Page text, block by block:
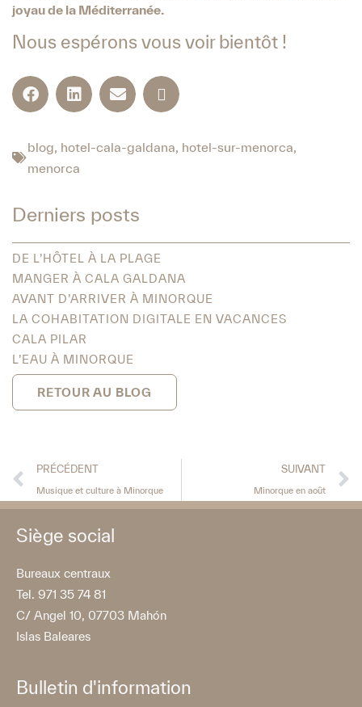
joyau de la Méditerranée.
Nous espérons vous voir bientôt !
blog, hotel-cala-galdana, hotel-sur-menorca,
menorca
Derniers posts
DE L’HÔTEL À LA PLAGE
MANGER À CALA GALDANA
AVANT D’ARRIVER À MINORQUE
LA COHABITATION DIGITALE EN VACANCES
CALA PILAR
L’EAU À MINORQUE
RETOUR AU BLOG
PRÉCÉDENT
Musique et culture à Minorque
SUIVANT
Minorque en août
Siège social
Bureaux centraux
Tel. 971 35 74 81
C/ Angel 10, 07703 Mahón
Islas Baleares
Bulletin d'information